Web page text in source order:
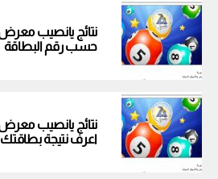
حسب رقم البطاقة
اعرف نتيجة بطاقتك